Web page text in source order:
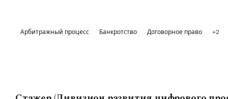
Арбитражный процесс Банкротство Договорное право +2